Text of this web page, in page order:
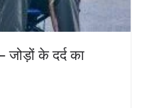
के दर्द का